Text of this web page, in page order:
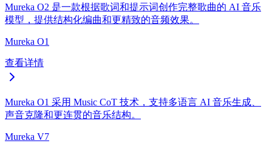
Mureka O2 是一款根据歌词和提示词创作完整歌曲的 AI 音乐
模型，提供结构化编曲和更精致的音频效果。
Mureka O1
查看详情
Mureka O1 采用 Music CoT 技术，支持多语言 AI 音乐生成、
声音克隆和更连贯的音乐结构。
Mureka V7